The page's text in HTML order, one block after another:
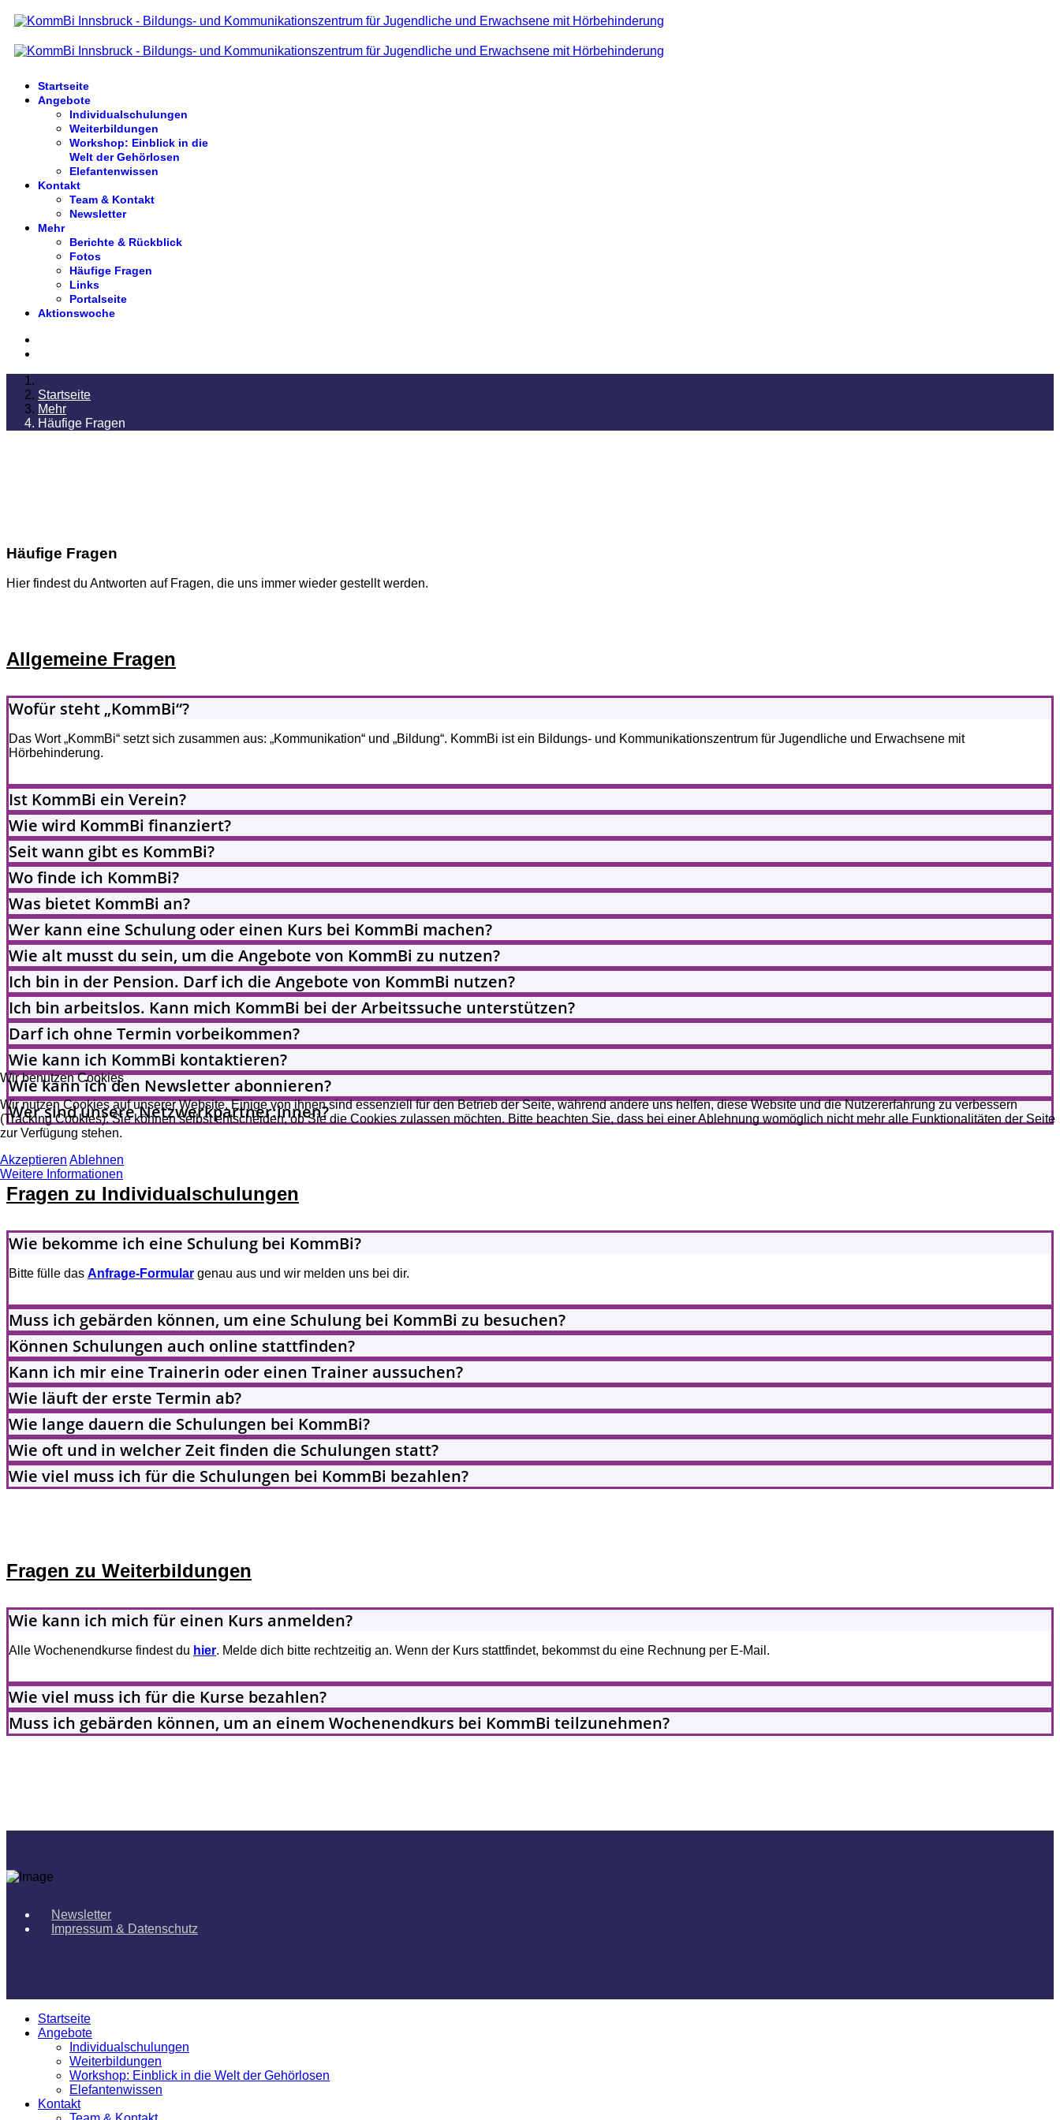
Wir benutzen Cookies
Wir nutzen Cookies auf unserer Website. Einige von ihnen sind essenziell für den Betrieb der Seite, während andere uns helfen, diese Website und die Nutzererfahrung zu verbessern
(Tracking Cookies). Sie können selbst entscheiden, ob Sie die Cookies zulassen möchten. Bitte beachten Sie, dass bei einer Ablehnung womöglich nicht mehr alle Funktionalitäten der Seite
zur Verfügung stehen.
Akzeptieren Ablehnen
Weitere Informationen
Startseite
Angebote
Individualschulungen
Weiterbildungen
Workshop: Einblick in die
Welt der Gehörlosen
Elefantenwissen
Kontakt
Team & Kontakt
Newsletter
Mehr
Berichte & Rückblick
Fotos
Häufige Fragen
Links
Portalseite
Aktionswoche
Startseite
Mehr
Häufige Fragen
Häufige Fragen
Hier findest du Antworten auf Fragen, die uns immer wieder gestellt werden.
Allgemeine Fragen
Wofür steht „KommBi“?
Das Wort „KommBi“ setzt sich zusammen aus: „Kommunikation“ und „Bildung“. KommBi ist ein Bildungs- und Kommunikationszentrum für Jugendliche und Erwachsene mit
Hörbehinderung.
Ist KommBi ein Verein?
Wie wird KommBi finanziert?
Seit wann gibt es KommBi?
Wo finde ich KommBi?
Was bietet KommBi an?
Wer kann eine Schulung oder einen Kurs bei KommBi machen?
Wie alt musst du sein, um die Angebote von KommBi zu nutzen?
Ich bin in der Pension. Darf ich die Angebote von KommBi nutzen?
Ich bin arbeitslos. Kann mich KommBi bei der Arbeitssuche unterstützen?
Darf ich ohne Termin vorbeikommen?
Wie kann ich KommBi kontaktieren?
Wie kann ich den Newsletter abonnieren?
Wer sind unsere Netzwerkpartner:innen?
Fragen zu Individualschulungen
Wie bekomme ich eine Schulung bei KommBi?
Bitte fülle das Anfrage-Formular genau aus und wir melden uns bei dir.
Muss ich gebärden können, um eine Schulung bei KommBi zu besuchen?
Können Schulungen auch online stattfinden?
Kann ich mir eine Trainerin oder einen Trainer aussuchen?
Wie läuft der erste Termin ab?
Wie lange dauern die Schulungen bei KommBi?
Wie oft und in welcher Zeit finden die Schulungen statt?
Wie viel muss ich für die Schulungen bei KommBi bezahlen?
Fragen zu Weiterbildungen
Wie kann ich mich für einen Kurs anmelden?
Alle Wochenendkurse findest du hier. Melde dich bitte rechtzeitig an. Wenn der Kurs stattfindet, bekommst du eine Rechnung per E-Mail.
Wie viel muss ich für die Kurse bezahlen?
Muss ich gebärden können, um an einem Wochenendkurs bei KommBi teilzunehmen?
Newsletter
Impressum & Datenschutz
Startseite
Angebote
Individualschulungen
Weiterbildungen
Workshop: Einblick in die Welt der Gehörlosen
Elefantenwissen
Kontakt